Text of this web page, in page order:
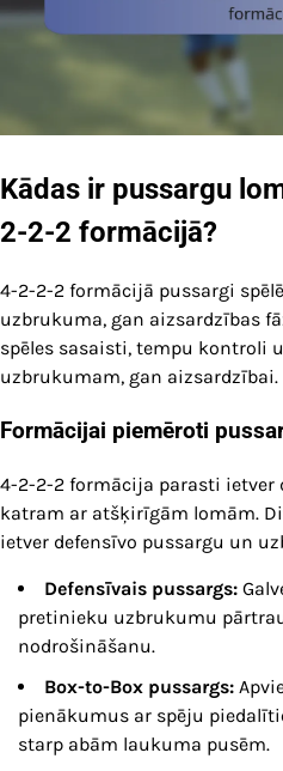
Kādas ir pussargu
2-2-2 formācijā?
4-2-2-2 formācijā pussargi
uzbrukuma, gan aizsardzības
spēles sasaisti, tempu kontroli
uzbrukumam, gan aizsardzībai.
Formācijai piemēroti
4-2-2-2 formācija parasti ietver
katram ar atšķirīgām lomām.
ietver defensīvo pussargu un
Defensīvais pussargs:
pretinieku uzbrukumu
nodrošināšanu.
Box-to-Box pussargs:
pienākumus ar spēju
starp abām laukuma pusēm.